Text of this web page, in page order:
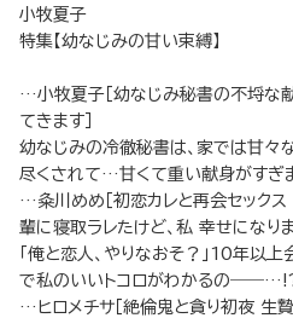
小牧夏子
特集【幼なじみの甘い束縛】
…小牧夏子［幼なじみ秘書の不埒な
てきます］
幼なじみの冷徹秘書は、家では甘
尽くされて…甘くて重い献身がすぎ
…粂川めめ［初恋カレと再会セック
輩に寝取ラレたけど、私 幸せになりま
「俺と恋人、やりなおそ？」10年以
で私のいいトコロがわかるの
…ヒロメチサ［絶倫鬼と貪り初夜 生